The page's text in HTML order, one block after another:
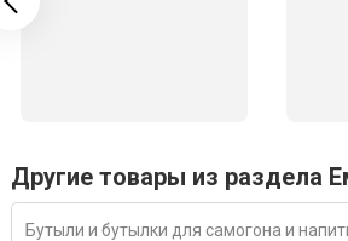
Другие товары из раздела
Бутыли и бутылки для самогона и